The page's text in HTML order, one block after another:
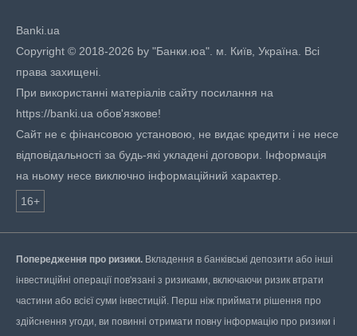
Banki.ua
Copyright © 2018-2026 by "Банки.юа". м. Київ, Україна. Всі
права захищені.
При використанні матеріалів сайту посилання на
https://banki.ua обов'язкове!
Сайт не є фінансовою установою, не видає кредити і не несе
відповідальності за будь-які укладені договори. Інформація
на ньому несе виключно інформаційний характер.
16+
Попередження про ризики. Вкладення в банківські депозити або інші
інвестиційні операції пов'язані з ризиками, включаючи ризик втрати
частини або всієї суми інвестицій. Перш ніж приймати рішення про
здійснення угоди, ви повинні отримати повну інформацію про ризики і